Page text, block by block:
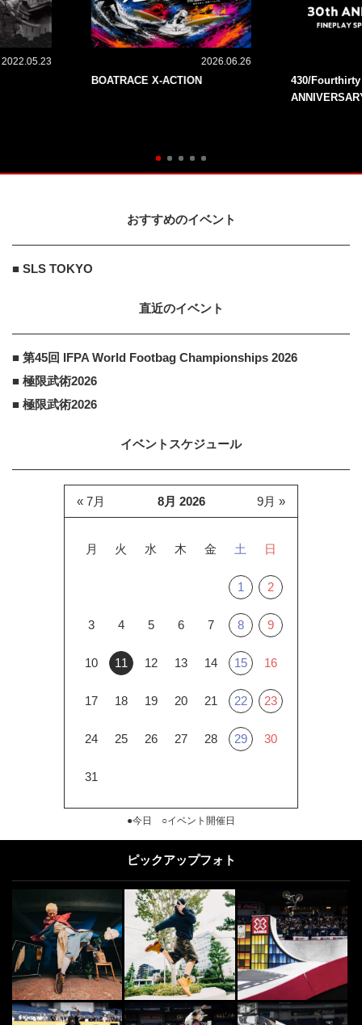
2022.05.23 2026.06.26
BOATRACE X-ACTION
430/
おすすめのイベント
■ SLS TOKYO
直近のイベント
■ 第45回 IFPA World Footbag Championships 2026
■ 極限武術2026
■ 極限武術2026
イベントスケジュール
8月 2026
月 火 水 木 金 土 日
1 2
3 4 5 6 7 8 9
10 11 12 13 14 15 16
17 18 19 20 21 22 23
24 25 26 27 28 29 30
31
« 7月 9月 »
●今日 ○イベント開催日
ピックアップフォト